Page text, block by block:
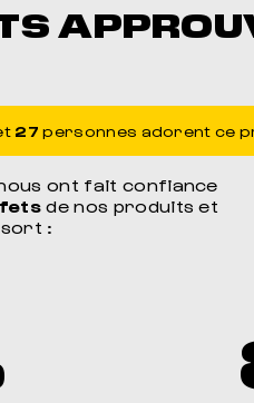
27 personnes adorent ce
ont fait confiance
de nos produits et
: